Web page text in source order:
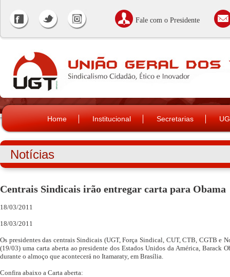
Fale com o Presidente
Home Institucional Secretarias
Notícias
Centrais Sindicais irão entregar carta para Obama
18/03/2011
18/03/2011
Os presidentes das centrais Sindicais (UGT, Força Sindical, CUT, CTB, CGTB e
(19/03) uma carta aberta ao presidente dos Estados Unidos da América, Barack
durante o almoço que acontecerá no Itamaraty, em Brasília.
Confira abaixo a Carta aberta: